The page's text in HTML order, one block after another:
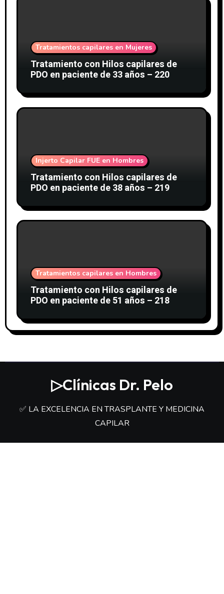
Tratamientos capilares en Mujeres
Tratamiento con Hilos capilares de
PDO en paciente de 33 años – 220
Injerto Capilar FUE en Hombres
Tratamiento con Hilos capilares de
PDO en paciente de 38 años – 219
Tratamientos capilares en Hombres
Tratamiento con Hilos capilares de
PDO en paciente de 51 años – 218
▷Clínicas Dr. Pelo
✅ LA EXCELENCIA EN TRASPLANTE Y MEDICINA
CAPILAR